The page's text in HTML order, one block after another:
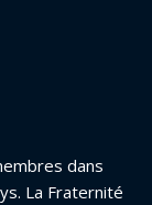
dans
La Fraternité